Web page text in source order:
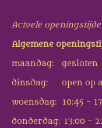
Actuele
Algemene
maandag: gesloten
dinsdag: open op
woensdag: 10:45 -
donderdag: 13:00 -